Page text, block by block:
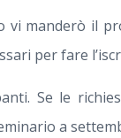
vi manderò il
per fare
Se le
a